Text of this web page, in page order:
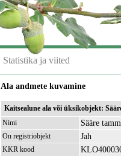
Statistika ja viited
Ala andmete kuvamine
Kaitsealune ala või üksikobjekt:
Nimi
Sääre tamm
On registriobjekt Jah
KKR kood